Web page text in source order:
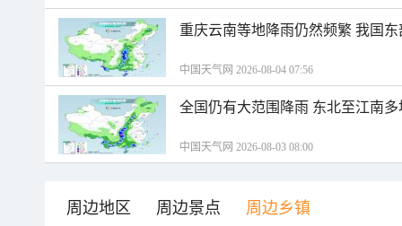
重庆云南等地降雨仍然频繁 我国
中国天气网 2026-08-04 07:56
全国仍有大范围降雨 东北至江南
中国天气网 2026-08-03 08:00
周边地区 周边景点 周边乡镇